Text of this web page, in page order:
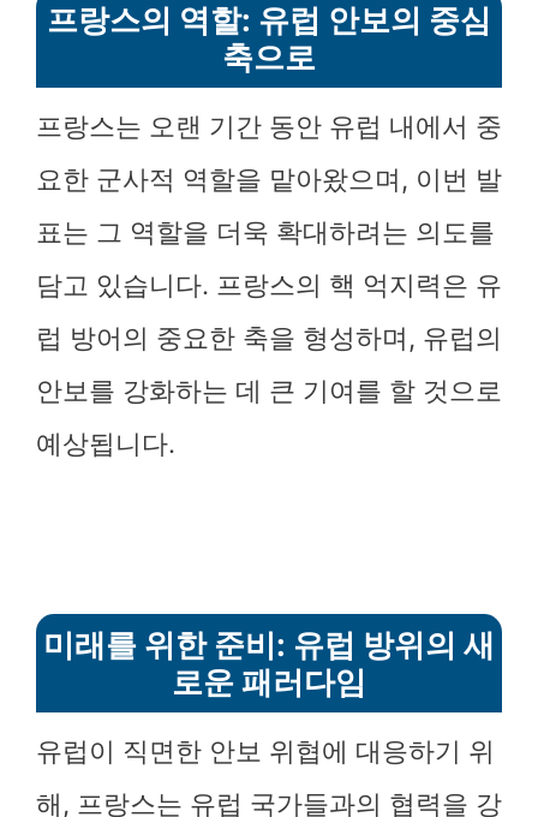
프랑스의 역할: 유럽 안보의 중심
축으로
프랑스는 오랜 기간 동안 유럽 내에서 중
요한 군사적 역할을 맡아왔으며, 이번 발
표는 그 역할을 더욱 확대하려는 의도를
담고 있습니다. 프랑스의 핵 억지력은 유
럽 방어의 중요한 축을 형성하며, 유럽의
안보를 강화하는 데 큰 기여를 할 것으로
예상됩니다.
미래를 위한 준비: 유럽 방위의 새
로운 패러다임
유럽이 직면한 안보 위협에 대응하기 위
해, 프랑스는 유럽 국가들과의 협력을 강